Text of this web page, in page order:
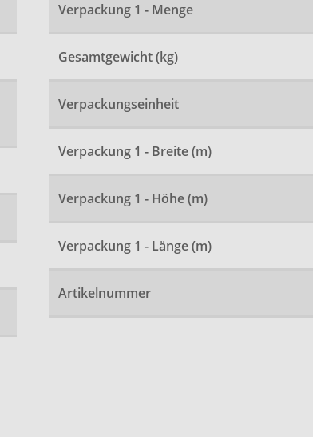
Verpackung 1 - Menge
Gesamtgewicht (kg)
Verpackungseinheit
Verpackung 1 - Breite (m)
Verpackung 1 - Höhe (m)
Verpackung 1 - Länge (m)
Artikelnummer